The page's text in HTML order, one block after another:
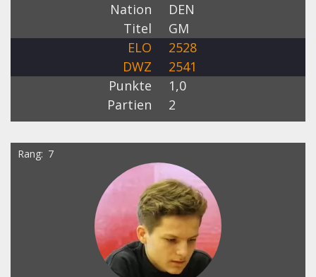
Nation
DEN
Titel
GM
ELO
2528
DWZ
2541
Punkte
1,0
Partien
2
Rang 7